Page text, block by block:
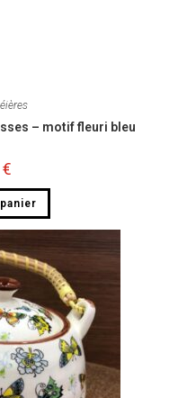
– motif fleuri bleu
€